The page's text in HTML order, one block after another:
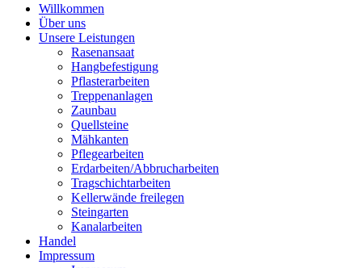
Willkommen
Über uns
Unsere Leistungen
Rasenansaat
Hangbefestigung
Pflasterarbeiten
Treppenanlagen
Zaunbau
Quellsteine
Mähkanten
Pflegearbeiten
Erdarbeiten/Abbrucharbeiten
Tragschichtarbeiten
Kellerwände freilegen
Steingarten
Kanalarbeiten
Handel
Impressum